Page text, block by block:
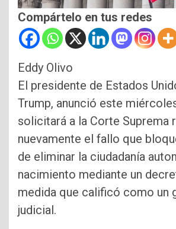
Compártelo en tus redes
Eddy Olivo
El presidente de Estados
Trump, anunció este
solicitará a la Corte Suprema
nuevamente el fallo que
de eliminar la ciudadanía
nacimiento mediante un
medida que calificó como un
judicial.